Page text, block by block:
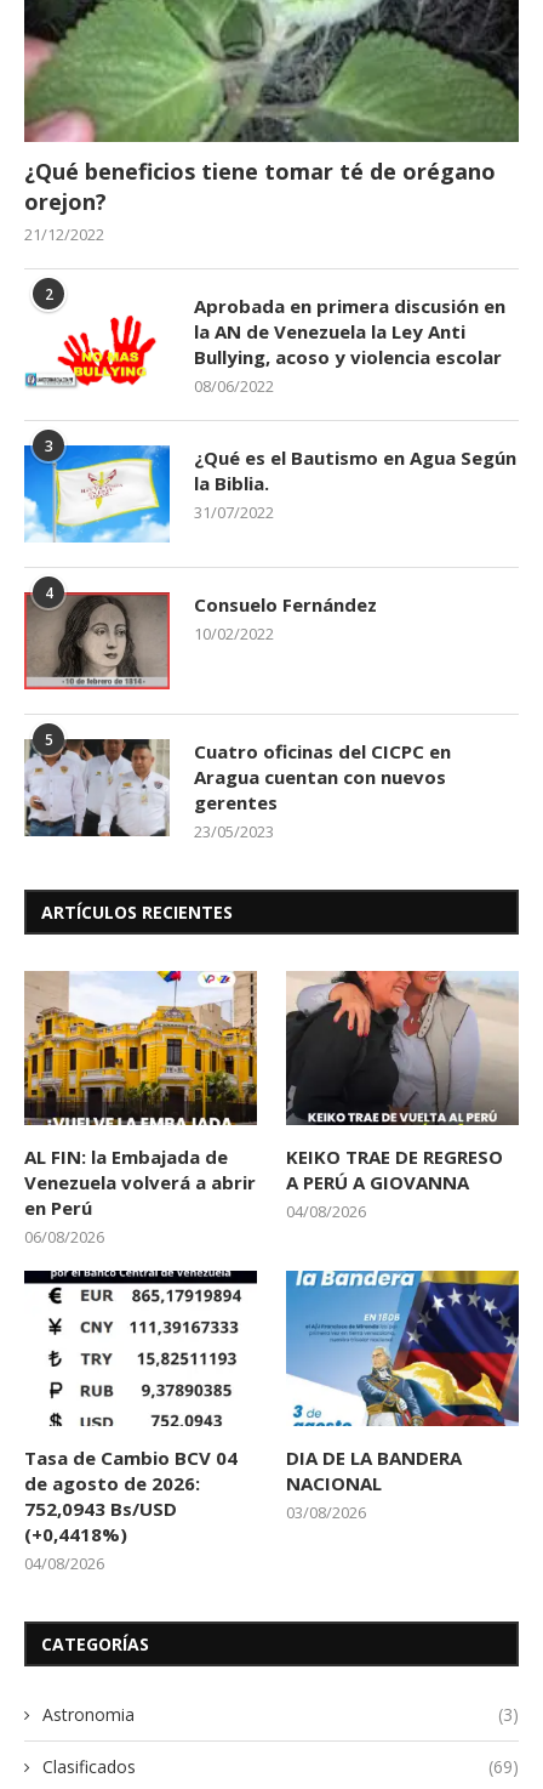
¿Qué beneficios tiene tomar té de orégano
orejon?
21/12/2022
2
Aprobada en primera discusión en
la AN de Venezuela la Ley Anti
Bullying, acoso y violencia escolar
08/06/2022
3
¿Qué es el Bautismo en Agua Según
la Biblia.
31/07/2022
4 Consuelo Fernández
10/02/2022
5
Cuatro oficinas del CICPC en
Aragua cuentan con nuevos
gerentes
23/05/2023
ARTÍCULOS RECIENTES
AL FIN: la Embajada de
Venezuela volverá a abrir
en Perú
06/08/2026
KEIKO TRAE DE REGRESO
A PERÚ A GIOVANNA
04/08/2026
Tasa de Cambio BCV 04
de agosto de 2026:
752,0943 Bs/USD
(+0,4418%)
04/08/2026
DIA DE LA BANDERA
NACIONAL
03/08/2026
CATEGORÍAS
Astronomia (3)
Clasificados (69)